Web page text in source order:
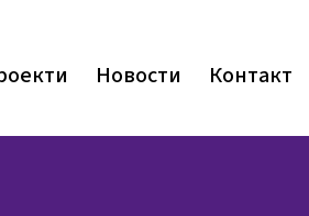
Новости Контакт